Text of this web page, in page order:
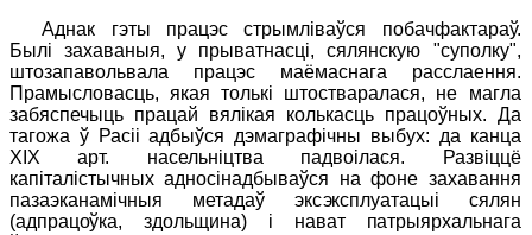
Аднак гэты працэс стрымліваўся побачфактараў.
Былі захаваныя, у прыватнасці, сялянскую "суполку",
штозапавольвала працэс маёмаснага расслаення.
Прамысловасць, якая толькі штостваралася, не магла
забяспечыць працай вялікая колькасць працоўных. Да
тагожа ў Расіі адбыўся дэмаграфічны выбух: да канца
XIX
арт. насельніцтва падвоілася. Развіццё
капіталістычных адносінадбываўся на фоне захавання
пазаэканамічныя метадаў эксэксплуатацыі сялян
(адпрацоўка, здольщина) і нават патрыярхальнага